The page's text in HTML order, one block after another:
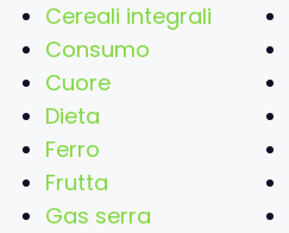
Cereali integrali
Consumo
Cuore
Dieta
Ferro
Frutta
Gas serra